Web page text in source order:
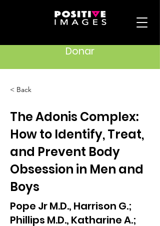
Donar
< Back
The Adonis Complex:
How to Identify, Treat,
and Prevent Body
Obsession in Men and
Boys
Pope Jr M.D., Harrison G.;
Phillips M.D., Katharine A.;